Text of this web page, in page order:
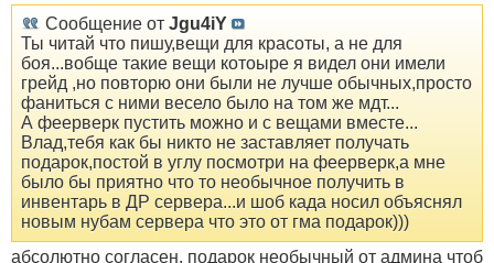
Сообщение от Jgu4iY
Ты читай что пишу,вещи для красоты, а не для
боя...вобще такие вещи котоыре я видел они имели
грейд ,но повторю они были не лучше обычных,просто
фаниться с ними весело было на том же мдт...
А феерверк пустить можно и с вещами вместе...
Влад,тебя как бы никто не заставляет получать
подарок,постой в углу посмотри на феерверк,а мне
было бы приятно что то необычное получить в
инвентарь в ДР сервера...и шоб када носил объяснял
новым нубам сервера что это от гма подарок)))
абсолютно согласен. подарок необычный от админа чтоб